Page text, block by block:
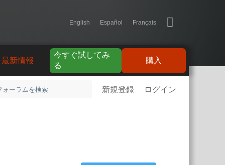
English Español Français
購入
今すぐ試してみ
る
最新情報
新規登録 ログイン